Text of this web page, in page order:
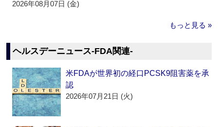
2026年08月07日 (金)
もっと見る »
ヘルスデーニュース‐FDA関連‐
米FDAが世界初の経口PCSK9阻害薬を承
認
2026年07月21日 (火)